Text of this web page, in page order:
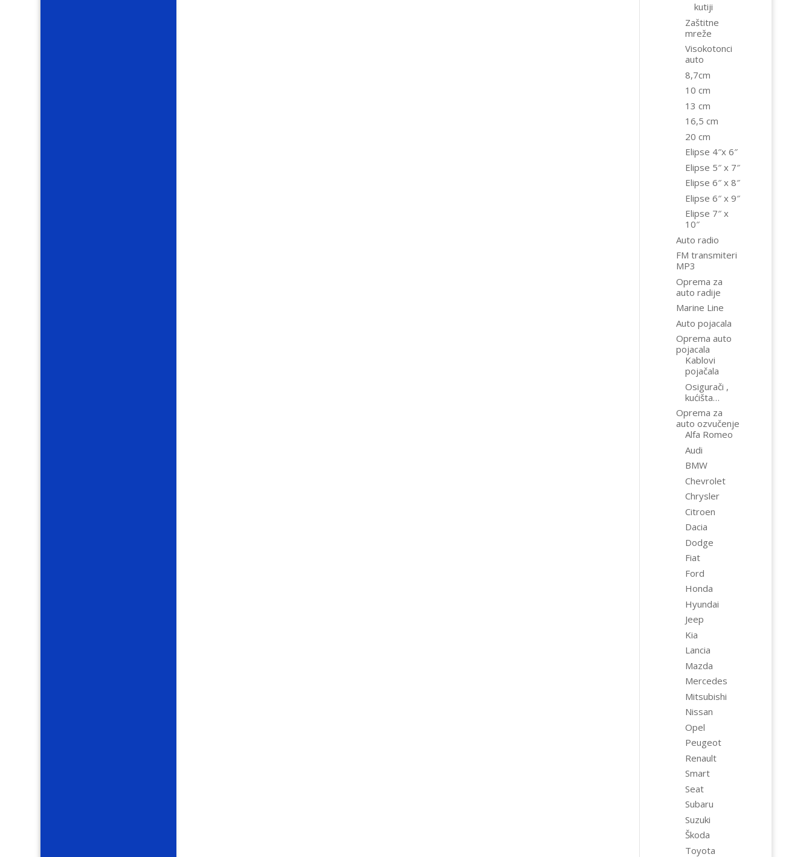
kutiji
Zaštitne
mreže
Visokotonci
auto
8,7cm
10 cm
13 cm
16,5 cm
20 cm
Elipse 4″x 6″
Elipse 5″ x 7″
Elipse 6″ x 8″
Elipse 6″ x 9″
Elipse 7″ x
10″
Auto radio
FM transmiteri
MP3
Oprema za
auto radije
Marine Line
Auto pojacala
Oprema auto
pojacala
Kablovi
pojačala
Osigurači ,
kućišta…
Oprema za
auto ozvučenje
Alfa Romeo
Audi
BMW
Chevrolet
Chrysler
Citroen
Dacia
Dodge
Fiat
Ford
Honda
Hyundai
Jeep
Kia
Lancia
Mazda
Mercedes
Mitsubishi
Nissan
Opel
Peugeot
Renault
Smart
Seat
Subaru
Suzuki
Škoda
Toyota